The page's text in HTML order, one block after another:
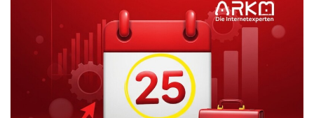
werden dann nicht nur auf Smartphones, sondern auch auf
Kameras genutzt werden.
Das Jahr 2017 ist ohne Frage ein wichtiges in Sachen App-
Entwicklung, denn diese Anwendungen müssen neue
Kompetenzen vorweisen. Nur dann können sie mit anderen
innovativ funktionierenden Geräten wie Autos oder